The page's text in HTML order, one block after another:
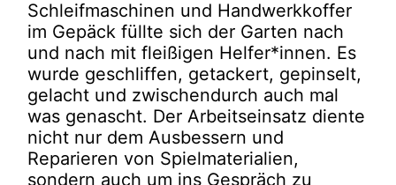
Schleifmaschinen und Handwerkkoffer
im Gepäck füllte sich der Garten nach
und nach mit fleißigen Helfer*innen. Es
wurde geschliffen, getackert, gepinselt,
gelacht und zwischendurch auch mal
was genascht. Der Arbeitseinsatz diente
nicht nur dem Ausbessern und
Reparieren von Spielmaterialien,
sondern auch um ins Gespräch zu